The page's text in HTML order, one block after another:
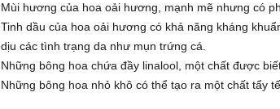
Mùi hương của hoa oải hương, mạnh mẽ nhưng có
Tinh dầu của hoa oải hương có khả năng kháng
dịu các tình trạng da như mụn trứng cá.
Những bông hoa chứa đầy linalool, một chất được
Những bông hoa nhỏ khô có thể tạo ra một chất tẩy